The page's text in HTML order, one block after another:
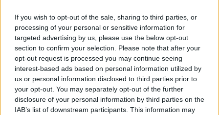
If you wish to opt-out of the sale, sharing to third parties, or
processing of your personal or sensitive information for
targeted advertising by us, please use the below opt-out
section to confirm your selection. Please note that after your
opt-out request is processed you may continue seeing
interest-based ads based on personal information utilized by
us or personal information disclosed to third parties prior to
your opt-out. You may separately opt-out of the further
disclosure of your personal information by third parties on the
IAB’s list of downstream participants. This information may
αντικρουόμενες δηλώσεις για τον ΦΠΑ.
Ακούστε το ηχητικό